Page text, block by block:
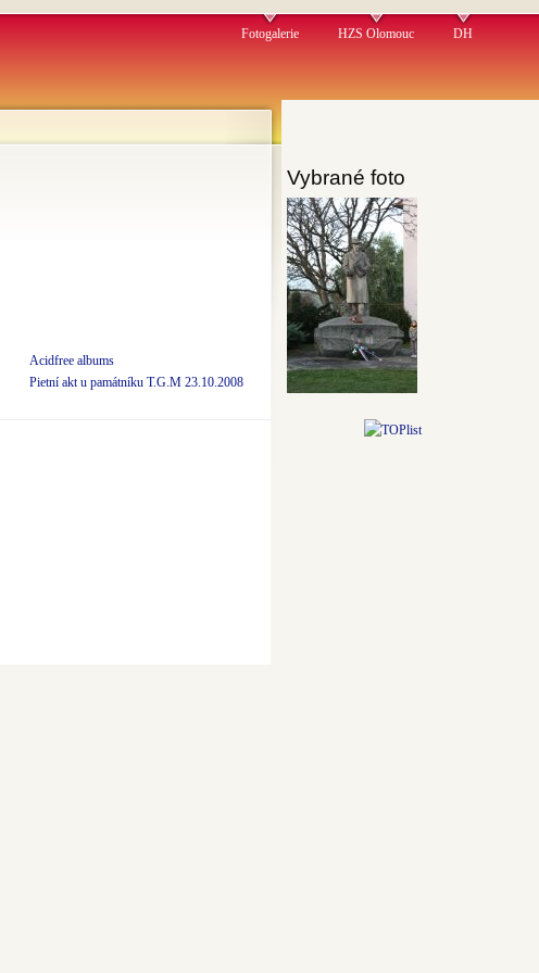
Fotogalerie HZS Olomouc DH
Acidfree albums
Pietní akt u památníku T.G.M 23.10.2008
Vybrané foto